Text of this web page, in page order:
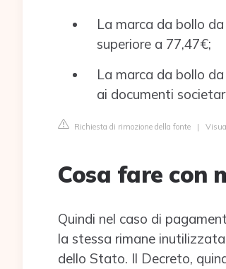
La marca da bollo
superiore a 77,47€;
La marca da bollo
ai documenti
Richiesta di rimozione della fonte |
Cosa fare con
Quindi nel caso di
la stessa rimane
dello Stato. Il Decreto,